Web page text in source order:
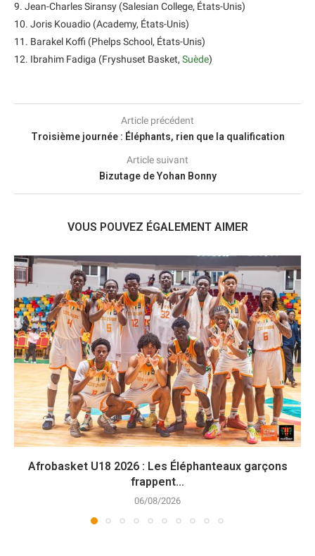
9. Jean-Charles Siransy (Salesian College, États-Unis)
10. Joris Kouadio (Academy, États-Unis)
11. Barakel Koffi (Phelps School, États-Unis)
12. Ibrahim Fadiga (Fryshuset Basket, Suède)
Article précédent
Troisième journée : Éléphants, rien que la qualification
Article suivant
Bizutage de Yohan Bonny
VOUS POUVEZ ÉGALEMENT AIMER
Afrobasket U18 2026 : Les Éléphanteaux garçons
frappent...
06/08/2026